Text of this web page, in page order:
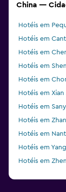
China —
Hotéis em
Hotéis em
Hotéis em
Hotéis em
Hotéis em
Hotéis em Xian
Hotéis em
Hotéis em
Hotéis em
Hotéis em
Hotéis em